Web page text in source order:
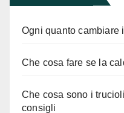
Ogni quanto cambiare
Che cosa fare se la
Che cosa sono i
consigli